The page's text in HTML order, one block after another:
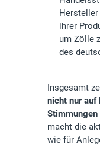
ihrer
um Zölle
des
Insgesamt
nicht nur auf
Stimmungen
macht die
wie für